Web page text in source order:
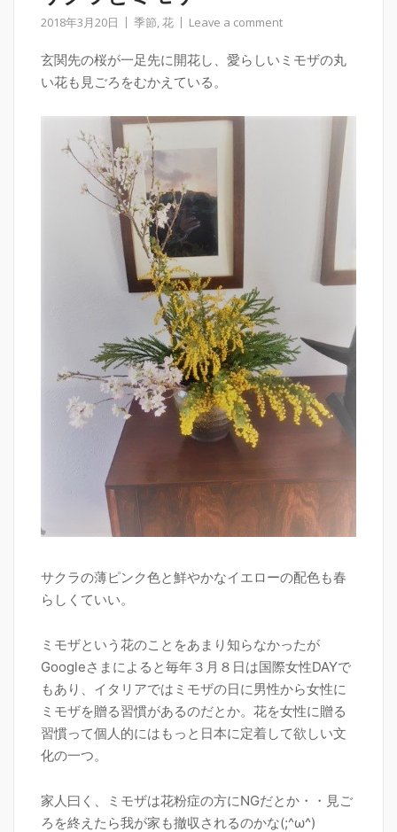
2018年3月20日 季節,花 Leave a comment
玄関先の桜が一足先に開花し、愛らしいミモザの丸
い花も見ごろをむかえている。
サクラの薄ピンク色と鮮やかなイエローの配色も春
らしくていい。
ミモザという花のことをあまり知らなかったが
Googleさまによると毎年３月８日は国際女性DAYで
もあり、イタリアではミモザの日に男性から女性に
ミモザを贈る習慣があるのだとか。花を女性に贈る
習慣って個人的にはもっと日本に定着して欲しい文
化の一つ。
家人曰く、ミモザは花粉症の方にNGだとか・・見ご
ろを終えたら我が家も撤収されるのかな(;^ω^)